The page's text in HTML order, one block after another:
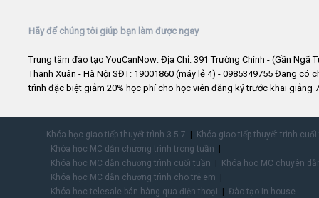
Hãy để chúng tôi giúp bạn làm được ngay
Trung tâm đào tạo YouCanNow: Địa Chỉ: 391 Trường Chinh - (Gần Ngã
Thanh Xuân - Hà Nội SĐT: 19001860 (máy lẻ 4) - 0985349755 Đang có
trình đặc biệt giảm 20% học phí cho học viên đăng ký trước khai giảng
Khóa học giao tiếp thuyết trình 3-5-7
Khóa giao tiếp thuyết trình
Khóa học MC dẫn chương trình trong tuần
Khóa học MC dẫn chương trình cuối tuần
Khóa học MC chuyên
Khóa học MC dẫn chương trình cho trẻ em
Khóa học telesale bán hàng qua điện thoại
Đào tạo In-house